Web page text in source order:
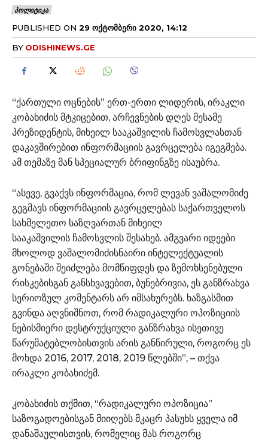
ᲞᲝᲚᲘᲢᲘᲙᲐ
PUBLISHED ON 29 ᲝᲥᲢᲝᲛᲑᲔᲠᲘ 2020, 14:12
BY ODISHINEWS.GE
“ქართული ოცნების” ერთ-ერთი ლიდერის, ირაკლი
კობახიძის მტკიცებით, არჩევნების დღეს მესამე
პრეზიდენტის, მიხეილ სააკაშვილის ჩამოსვლასთან
დაკავშირებით ინფორმაციის გავრცელება იგეგმება.
ამ თემაზე მან სპეციალურ ბრიფინგზე ისაუბრა.
“ასევე, გვაქვს ინფორმაცია, რომ ლევან ვაშალომიძე
გეგმავს ინფორმაციის გავრცელებას საქართველოს
სახმელეთო საზღვართან მიხეილ
სააკაშვილის ჩამოსვლის შესახებ. ამგვარი იდეები
მხოლოდ ვაშალომიძისნაირი ინტელექტუალის
გონებაში შეიძლება მომწიფდეს და ზემოხსენებული
რისკებისგან განსხვავებით, ბუნებრივია, ეს განზრახვა
სერიოზულ კომენტარს არ იმსახურებს. ხაზგასმით
გვინდა აღვნიშნოთ, რომ რადიკალური ოპოზიციის
ნებისმიერი დესტრუქციული განზრახვა ისეთივე
წარუმატებლობისთვის არის განწირული, როგორც ეს
მოხდა 2016, 2017, 2018, 2019 წლებში”, – თქვა
ირაკლი კობახიძემ.
კობახიძის თქმით, “რადიკალური ოპოზიცია”
საზოგადოებისგან მიიღებს მკაცრ პასუხს ყველა იმ
დანაშაულისთვის, რომელიც მას როგორც